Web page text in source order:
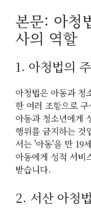
본문: 아청
사의 역할
1. 아청법의
아청법은 아동과 청
한 여러 조항으로
아동과 청소년에게
행위를 금지하는 것
서는 '아동'을 만 19
아동에게 성적 서비
받습니다.
2. 서산 아청